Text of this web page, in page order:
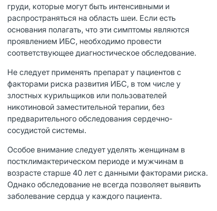
груди, которые могут быть интенсивными и
распространяться на область шеи. Если есть
основания полагать, что эти симптомы являются
проявлением ИБС, необходимо провести
соответствующее диагностическое обследование.
Не следует применять препарат у пациентов с
факторами риска развития ИБС, в том числе у
злостных курильщиков или пользователей
никотиновой заместительной терапии, без
предварительного обследования сердечно-
сосудистой системы.
Особое внимание следует уделять женщинам в
постклимактерическом периоде и мужчинам в
возрасте старше 40 лет с данными факторами риска.
Однако обследование не всегда позволяет выявить
заболевание сердца у каждого пациента.